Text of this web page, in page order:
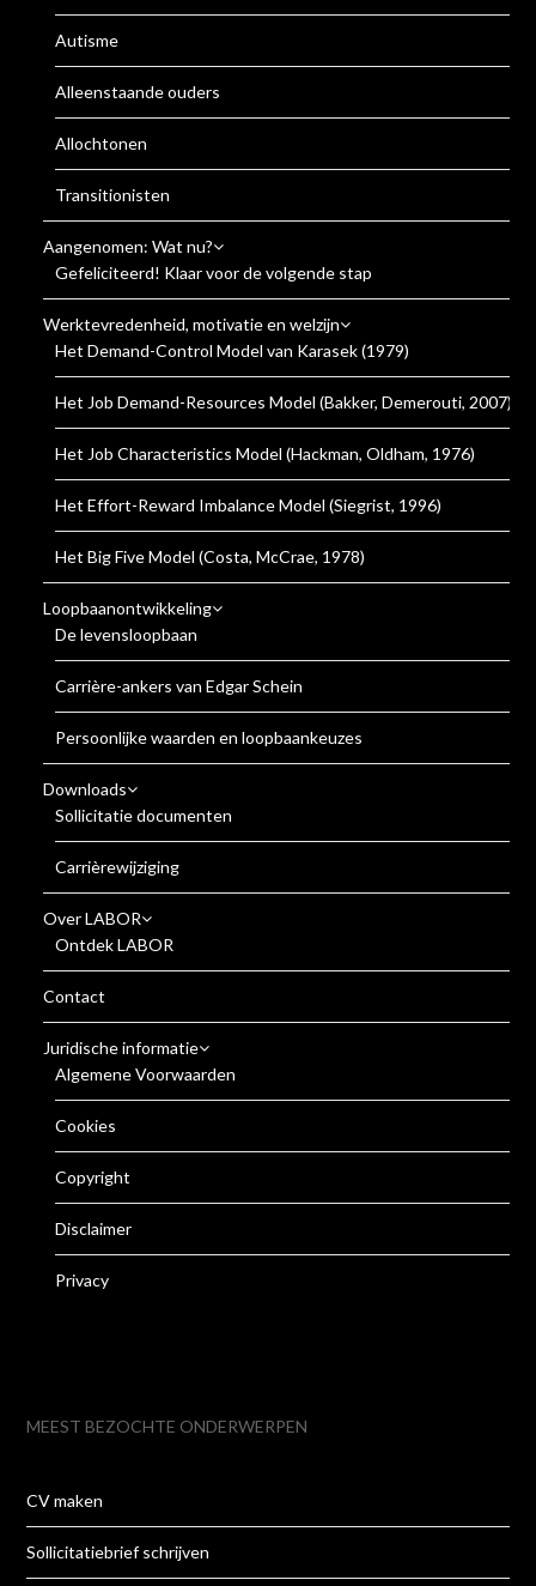
Autisme
Alleenstaande ouders
Allochtonen
Transitionisten
Aangenomen: Wat nu?
Gefeliciteerd! Klaar voor de volgende stap
Werktevredenheid, motivatie en welzijn
Het Demand-Control Model van Karasek (1979)
Het Job Demand-Resources Model (Bakker, Demerouti, 2007)
Het Job Characteristics Model (Hackman, Oldham, 1976)
Het Effort-Reward Imbalance Model (Siegrist, 1996)
Het Big Five Model (Costa, McCrae, 1978)
Loopbaanontwikkeling
De levensloopbaan
Carrière-ankers van Edgar Schein
Persoonlijke waarden en loopbaankeuzes
Downloads
Sollicitatie documenten
Carrièrewijziging
Over LABOR
Ontdek LABOR
Contact
Juridische informatie
Algemene Voorwaarden
Cookies
Copyright
Disclaimer
Privacy
MEEST BEZOCHTE ONDERWERPEN
CV maken
Sollicitatiebrief schrijven